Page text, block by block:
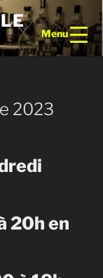
Menu
2023
20h en